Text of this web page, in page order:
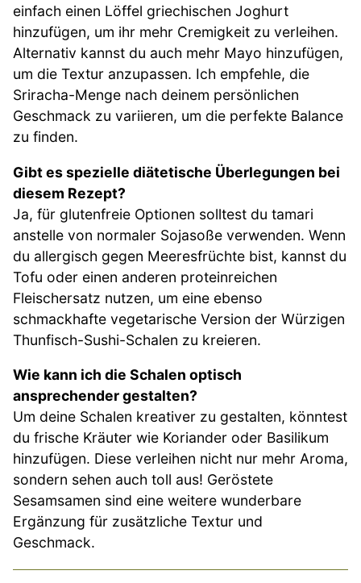
einfach einen Löffel griechischen Joghurt
hinzufügen, um ihr mehr Cremigkeit zu verleihen.
Alternativ kannst du auch mehr Mayo hinzufügen,
um die Textur anzupassen. Ich empfehle, die
Sriracha-Menge nach deinem persönlichen
Geschmack zu variieren, um die perfekte Balance
zu finden.
Gibt es spezielle diätetische Überlegungen bei
diesem Rezept?
Ja, für glutenfreie Optionen solltest du tamari
anstelle von normaler Sojasoße verwenden. Wenn
du allergisch gegen Meeresfrüchte bist, kannst du
Tofu oder einen anderen proteinreichen
Fleischersatz nutzen, um eine ebenso
schmackhafte vegetarische Version der Würzigen
Thunfisch-Sushi-Schalen zu kreieren.
Wie kann ich die Schalen optisch
ansprechender gestalten?
Um deine Schalen kreativer zu gestalten, könntest
du frische Kräuter wie Koriander oder Basilikum
hinzufügen. Diese verleihen nicht nur mehr Aroma,
sondern sehen auch toll aus! Geröstete
Sesamsamen sind eine weitere wunderbare
Ergänzung für zusätzliche Textur und
Geschmack.